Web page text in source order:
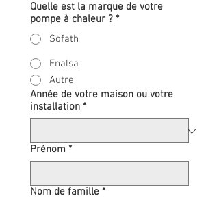
Quelle est la marque de votre
pompe à chaleur ? *
Sofath
Enalsa
Autre
Année de votre maison ou votre
installation *
Prénom *
Nom de famille *